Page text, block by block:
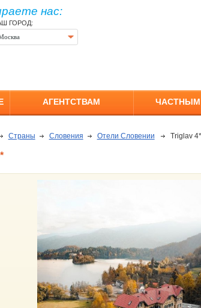
нас:
ГОРОД:
АГЕНТСТВАМ
Страны Словения Отели Словении Triglav 4*